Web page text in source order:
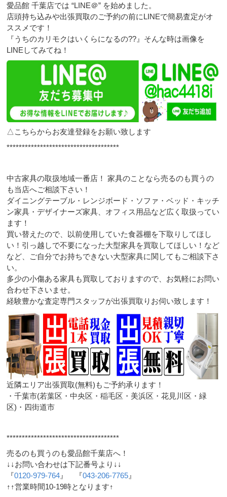
愛品館 千葉店では “LINE＠” を始めました。
店頭持ち込みや出張買取のご予約の前にLINEで簡易査定がオ
ススメです！
『うちのカリモクはいくらになるの??』そんな時は画像を
LINEしてみてね！
△こちらからお友達登録をお願い致します
*************************************
中古家具の取扱地域一番店！ 家具のことなら売るのも買うの
も当店へご相談下さい！
ダイニングテーブル・レンジボード・ソファ・ベッド・キッチ
ン家具・デザイナーズ家具、オフィス用品など広く取扱ってい
ます！
買い替えたので、以前使用していた食器棚を下取りしてほし
い！引っ越しで不要になった大型家具を買取してほしい！など
など、ご自分でお持ちできない大型家具に関してもご相談下さ
い。
多少の小傷ある家具も買取しておりますので、お気軽にお問い
合わせ下さいませ。
経験豊かな査定専門スタッフが出張買取りお伺い致します！
近隣エリア出張買取(無料)もご予約承ります！
・千葉市(若葉区・中央区・稲毛区・美浜区・花見川区・緑
区)・四街道市
*************************************
売るのも買うのも愛品館千葉店へ！
↓↓お問い合わせは下記番号より↓↓
『0120-979-764』 『043-206-7765』
↑↑営業時間10-19時となります↑